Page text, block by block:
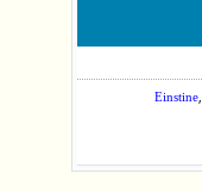
Einstine,